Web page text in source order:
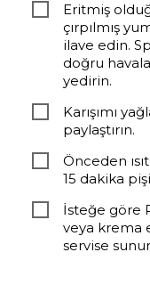
Eritmiş
çırpılmış
ilave edin.
doğru
yedirin.
Karışımı
paylaştırın.
Önceden
15 dakika
İsteğe göre
veya krema
servise